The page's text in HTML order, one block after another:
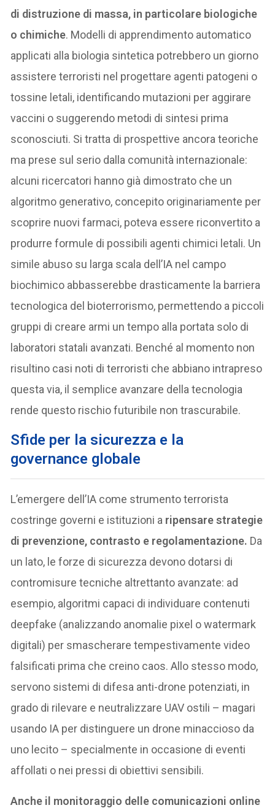
di distruzione di massa, in particolare biologiche
o chimiche. Modelli di apprendimento automatico
applicati alla biologia sintetica potrebbero un giorno
assistere terroristi nel progettare agenti patogeni o
tossine letali, identificando mutazioni per aggirare
vaccini o suggerendo metodi di sintesi prima
sconosciuti. Si tratta di prospettive ancora teoriche
ma prese sul serio dalla comunità internazionale:
alcuni ricercatori hanno già dimostrato che un
algoritmo generativo, concepito originariamente per
scoprire nuovi farmaci, poteva essere riconvertito a
produrre formule di possibili agenti chimici letali. Un
simile abuso su larga scala dell’IA nel campo
biochimico abbasserebbe drasticamente la barriera
tecnologica del bioterrorismo, permettendo a piccoli
gruppi di creare armi un tempo alla portata solo di
laboratori statali avanzati. Benché al momento non
risultino casi noti di terroristi che abbiano intrapreso
questa via, il semplice avanzare della tecnologia
rende questo rischio futuribile non trascurabile.
Sfide per la sicurezza e la
governance globale
L’emergere dell’IA come strumento terrorista
costringe governi e istituzioni a ripensare strategie
di prevenzione, contrasto e regolamentazione. Da
un lato, le forze di sicurezza devono dotarsi di
contromisure tecniche altrettanto avanzate: ad
esempio, algoritmi capaci di individuare contenuti
deepfake (analizzando anomalie pixel o watermark
digitali) per smascherare tempestivamente video
falsificati prima che creino caos. Allo stesso modo,
servono sistemi di difesa anti-drone potenziati, in
grado di rilevare e neutralizzare UAV ostili – magari
usando IA per distinguere un drone minaccioso da
uno lecito – specialmente in occasione di eventi
affollati o nei pressi di obiettivi sensibili.
Anche il monitoraggio delle comunicazioni online